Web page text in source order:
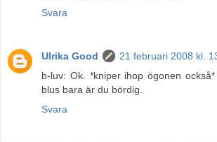
Svara
Ulrika Good
21 februari 2008 kl.
b-luv: Ok. *kniper ihop ögonen
blus bara är du bördig.
Svara